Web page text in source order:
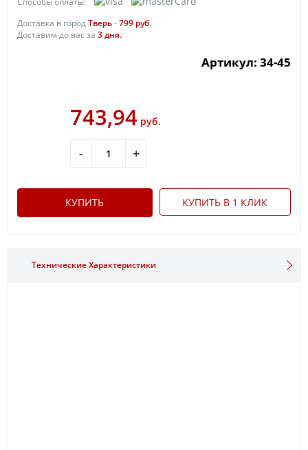
Доставка в городТверь-799 руб.
Доставим до вас за 3дня.
Артикул: 34-45
743,94 руб.
- +
КУПИТЬ КУПИТЬ В 1 КЛИК
Технические Характеристики